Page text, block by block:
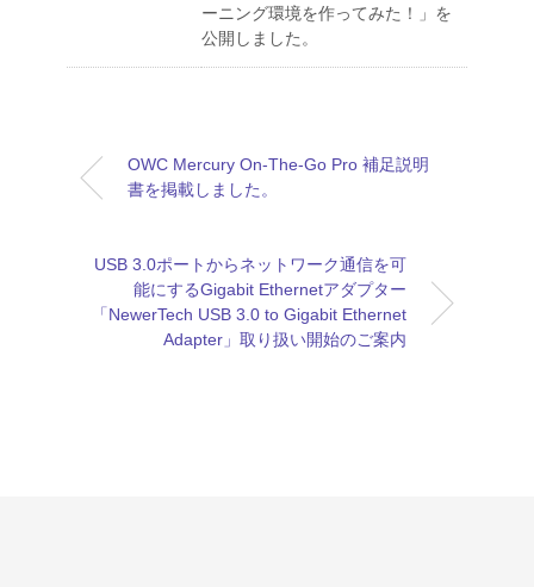
ーニング環境を作ってみた！」を
公開しました。
OWC Mercury On-The-Go Pro 補足説明
書を掲載しました。
USB 3.0ポートからネットワーク通信を可
能にするGigabit Ethernetアダプター
「NewerTech USB 3.0 to Gigabit Ethernet
Adapter」取り扱い開始のご案内